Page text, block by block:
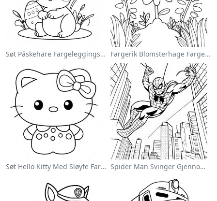
Søt Påskehare Fargeleggingsside Fargerik Blomsterhage Fargeleggingsside
Søt Hello Kitty Med Sløyfe Fargeleggingsside Spider Man Svinger Gjennom Byen Fargeleggingsside